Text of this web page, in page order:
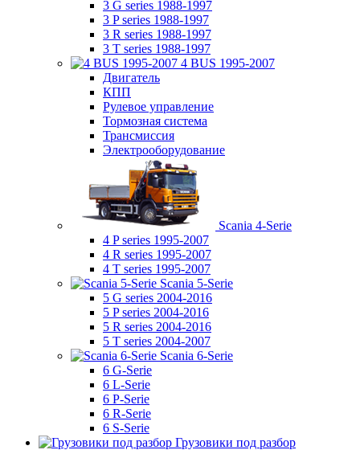
3 G series 1988-1997
3 P series 1988-1997
3 R series 1988-1997
3 T series 1988-1997
4 BUS 1995-2007
Двигатель
КПП
Рулевое управление
Тормозная система
Трансмиссия
Электрооборудование
Scania 4-Serie
4 P series 1995-2007
4 R series 1995-2007
4 T series 1995-2007
Scania 5-Serie
5 G series 2004-2016
5 P series 2004-2016
5 R series 2004-2016
5 T series 2004-2007
Scania 6-Serie
6 G-Serie
6 L-Serie
6 P-Serie
6 R-Serie
6 S-Serie
Грузовики под разбор